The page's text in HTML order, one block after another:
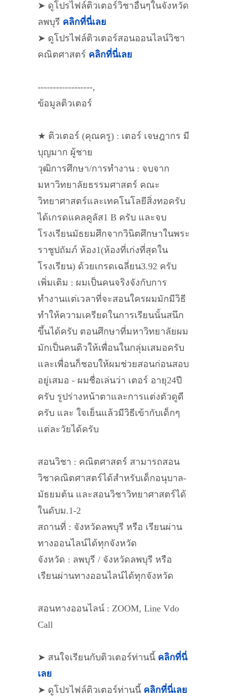
➤ ดูโปรไฟล์ติวเตอร์วิชาอื่นๆในจังหวัด
ลพบุรี คลิกที่นี่เลย
➤ ดูโปรไฟล์ติวเตอร์สอนออนไลน์วิชา
คณิตศาสตร์ คลิกที่นี่เลย
------------------,
ข้อมูลติวเตอร์
★ ติวเตอร์ (คุณครู) : เตอร์ เจษฎากร มี
บุญมาก ผู้ชาย
วุฒิการศึกษา/การทำงาน : จบจาก
มหาวิทยาลัยธรรมศาสตร์ คณะ
วิทยาศาสตร์และเทคโนโลยีสิ่งทอครับ
ได้เกรดแคลคูลัส1 B ครับ และจบ
โรงเรียนมัธยมศึกจากวินิตศึกษาในพระ
ราชูปถัมภ์ ห้อง1(ห้องที่เก่งที่สุดใน
โรงเรียน) ด้วยเกรดเฉลี่ยน3.92 ครับ
เพิ่มเติม : ผมเป็นคนจริงจังกับการ
ทำงานแต่เวลาที่จะสอนใครผมมักมีวิธี
ทำให้ความเครียดในการเรียนนั้นสนึก
ขึ้นได้ครับ ตอนศึกษาที่มหาวิทยาลัยผม
มักเป็นคนติวให้เพื่อนในกลุ่มเสมอครับ
และเพื่อนก็ชอบให้ผมช่วยสอนก่อนสอบ
อยู่เสมอ - ผมชื่อเล่นว่า เตอร์ อายุ24ปี
ครับ รูปร่างหน้าตาและการแต่งตัวดูดี
ครับ และ ใจเย็นแล้วมีวิธีเข้ากับเด็กๆ
แต่ละวัยได้ครับ
สอนวิชา : คณิตศาสตร์ สามารถสอน
วิชาคณิตศาสตร์ได้สำหรับเด็กอนุบาล-
มัธยมต้น และสอนวิชาวิทยาศาสตร์ได้
ในดับม.1-2
สถานที่ : จังหวัดลพบุรี หรือ เรียนผ่าน
ทางออนไลน์ได้ทุกจังหวัด
จังหวัด : ลพบุรี / จังหวัดลพบุรี หรือ
เรียนผ่านทางออนไลน์ได้ทุกจังหวัด
สอนทางออนไลน์ : ZOOM, Line Vdo
Call
➤ สนใจเรียนกับติวเตอร์ท่านนี้ คลิกที่นี่
เลย
➤ ดูโปรไฟล์ติวเตอร์ท่านนี้ คลิกที่นี่เลย